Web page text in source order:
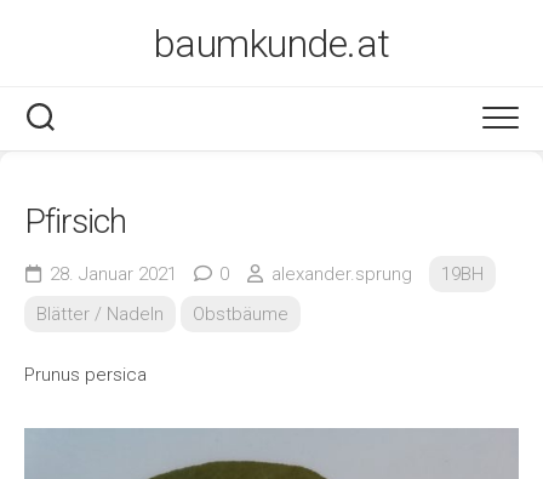
baumkunde.at
Pfirsich
28. Januar 2021 0 alexander.sprung
19BH
Blätter / Nadeln
Obstbäume
Prunus persica